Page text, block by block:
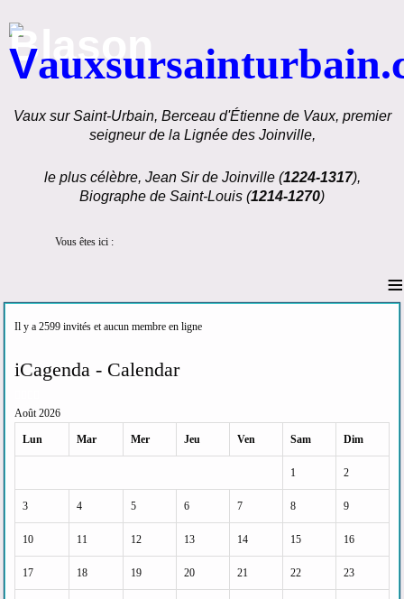
V
Vaux sur Saint-Urbain, Berceau d'Étienne de Vaux, premier
seigneur de la Lignée des Joinville,
le plus célèbre, Jean Sir de Joinville (1224-1317),
Biographe de Saint-Louis (1214-1270)
Vous êtes ici :
≡
Il y a 2599 invités et aucun membre en ligne
iCagenda - Calendar
précédente
précédent
suivante
suivant
Août 2026
Lun Mar Mer Jeu Ven Sam Dim
1 2
3 4 5 6 7 8 9
10 11 12 13 14 15 16
17 18 19 20 21 22 23